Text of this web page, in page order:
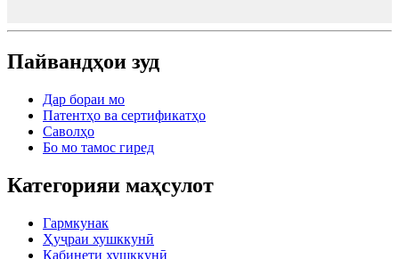
Пайвандҳои зуд
Дар бораи мо
Патентҳо ва сертификатҳо
Саволҳо
Бо мо тамос гиред
Категорияи маҳсулот
Гармкунак
Ҳуҷраи хушккунӣ
Кабинети хушккунӣ